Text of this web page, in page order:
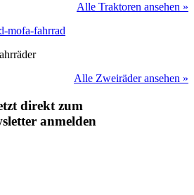
Alle Traktoren ansehen »
Alle Zweiräder ansehen »
direkt zum
anmelden